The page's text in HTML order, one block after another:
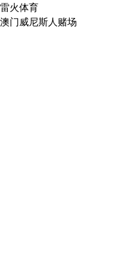
雷火体育
澳门威尼斯人赌场